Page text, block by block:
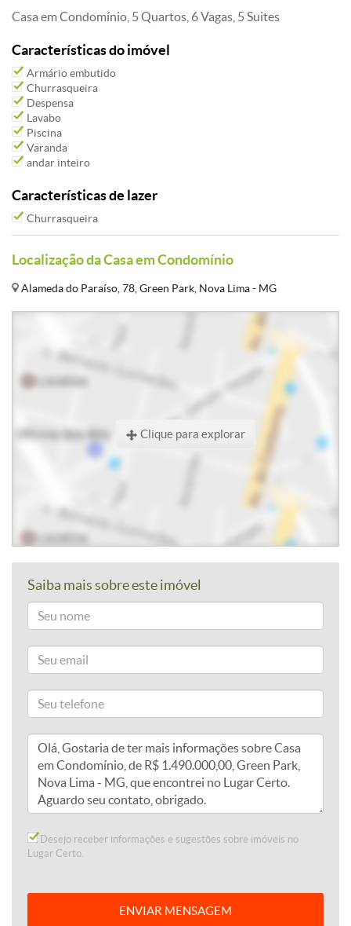
Casa em Condomínio, 5 Quartos, 6 Vagas, 5 Suites
Características do imóvel
Armário embutido
Churrasqueira
Despensa
Lavabo
Piscina
Varanda
andar inteiro
Características de lazer
Churrasqueira
Localização da Casa em Condomínio
Alameda do Paraíso, 78, Green Park, Nova Lima - MG
Clique para explorar
Saiba mais sobre este imóvel
Desejo receber informações e sugestões sobre imóveis no
Lugar Certo.
ENVIAR MENSAGEM